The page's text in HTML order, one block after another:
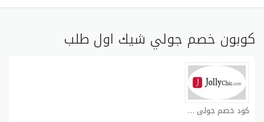
كوبون خصم جولي شيك اول طلب
كود خصم جولي شيك كوبون